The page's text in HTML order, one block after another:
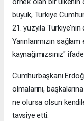
büyük, Türkiye
21. yüzyıla
Yarınlarımızın
kaynağımızsınız"
Cumhurbaşkanı
olmalarını,
ne olursa olsun
tavsiye etti.